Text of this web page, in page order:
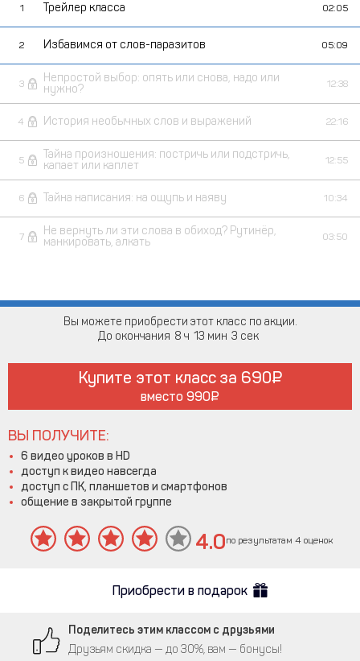
1 Трейлер класса 02:05
2 Избавимся от слов-паразитов 05:09
3
Непростой выбор: опять или снова, надо или
нужно?
12:38
4 История необычных слов и выражений 22:16
5
Тайна произношения: постричь или подстричь,
капает или каплет
12:55
6 Тайна написания: на ощупь и наяву 10:34
7
Не вернуть ли эти слова в обиход? Рутинёр,
манкировать, алкать
03:50
Вы можете приобрести этот класс по акции.
До окончания 8 13 2
Купите этот класс за 690
вместо 990
ВЫ ПОЛУЧИТЕ:
6 видео уроков в HD
доступ к видео навсегда
доступ с ПК, планшетов и смартфонов
общение в закрытой группе
4.0по результатам 4 оценок
Приобрести в подарок
Поделитесь этим классом с друзьями
Друзьям скидка — до 30%, вам — бонусы!